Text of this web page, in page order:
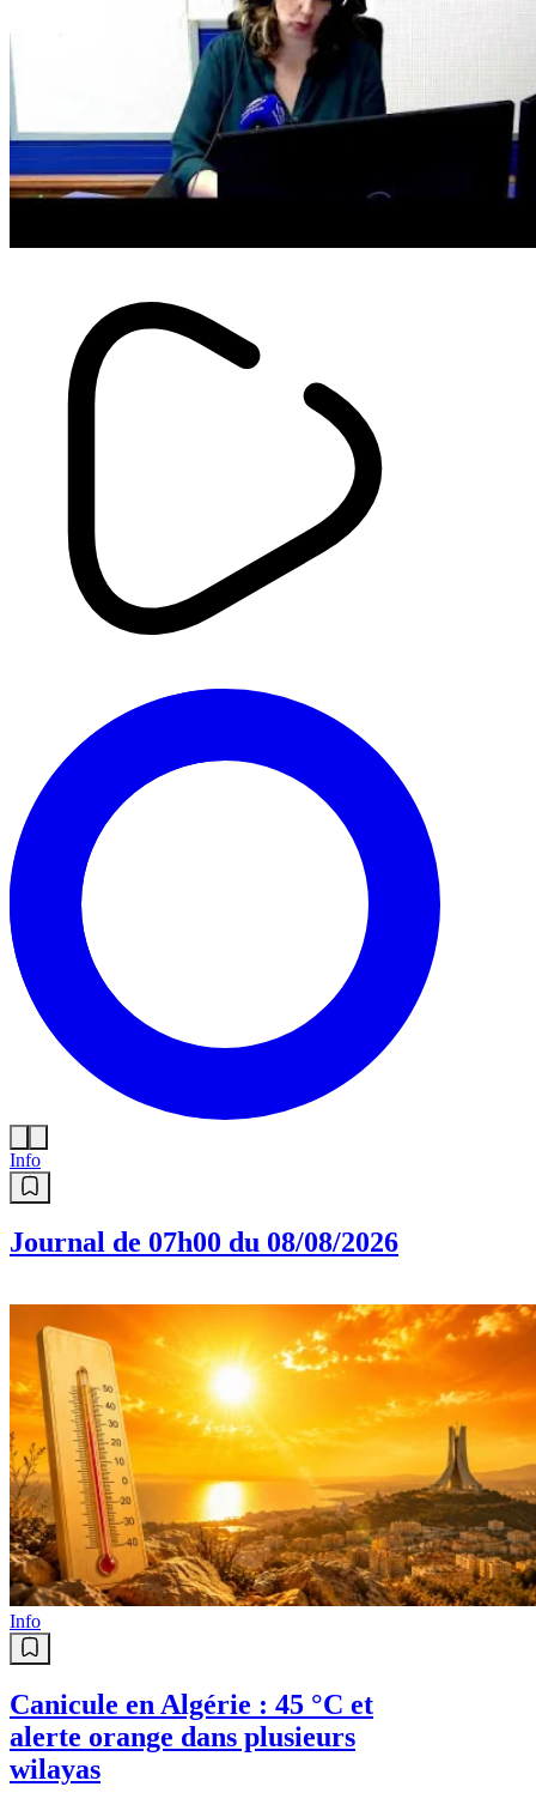
Info
Journal de 07h00 du 08/08/2026
Info
Canicule en Algérie : 45 °C et
alerte orange dans plusieurs
wilayas